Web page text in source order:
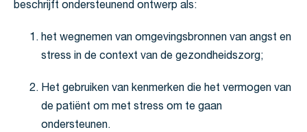
beschrijft ondersteunend ontwerp als:
het wegnemen van omgevingsbronnen van angst en
stress in de context van de gezondheidszorg;
Het gebruiken van kenmerken die het vermogen van
de patiënt om met stress om te gaan
ondersteunen.